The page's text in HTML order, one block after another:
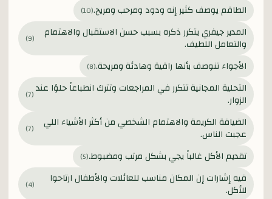
الطاقم يوصف كثير إنه ودود ومرحب ومريح.(
10
)
المدير جيفري يتكرر ذكره بسبب حسن الاستقبال والاهتمام
والتعامل اللطيف. (
9
)
الأجواء تنوصف بأنها راقية وهادئة ومريحة.(
8
)
التحلية المجانية تتكرر في المراجعات وتترك انطباعاً حلوًا عند
الزوار. (
7
)
الضيافة الكريمة والاهتمام الشخصي من أكثر الأشياء اللي
عجبت الناس. (
7
)
تقديم الأكل غالباً يجي بشكل مرتب ومضبوط.(
5
)
فيه إشارات إن المكان مناسب للعائلات والأطفال ارتاحوا
للأكل. (
4
)